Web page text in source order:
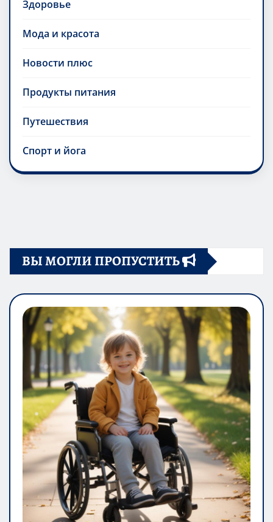
Здоровье
Мода и красота
Новости плюс
Продукты питания
Путешествия
Спорт и йога
ВЫ МОГЛИ ПРОПУСТИТЬ